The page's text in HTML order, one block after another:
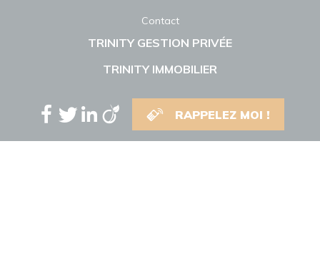
Contact
TRINITY GESTION PRIVÉE
TRINITY IMMOBILIER
RAPPELEZ MOI !